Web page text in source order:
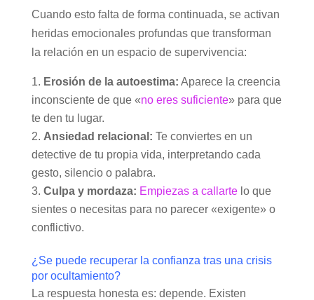
Cuando esto falta de forma continuada, se activan
heridas emocionales profundas que transforman
la relación en un espacio de supervivencia:
Erosión de la autoestima: Aparece la creencia
inconsciente de que «no eres suficiente» para que
te den tu lugar.
Ansiedad relacional: Te conviertes en un
detective de tu propia vida, interpretando cada
gesto, silencio o palabra.
Culpa y mordaza: Empiezas a callarte lo que
sientes o necesitas para no parecer «exigente» o
conflictivo.
¿Se puede recuperar la confianza tras una crisis
por ocultamiento?
La respuesta honesta es: depende. Existen